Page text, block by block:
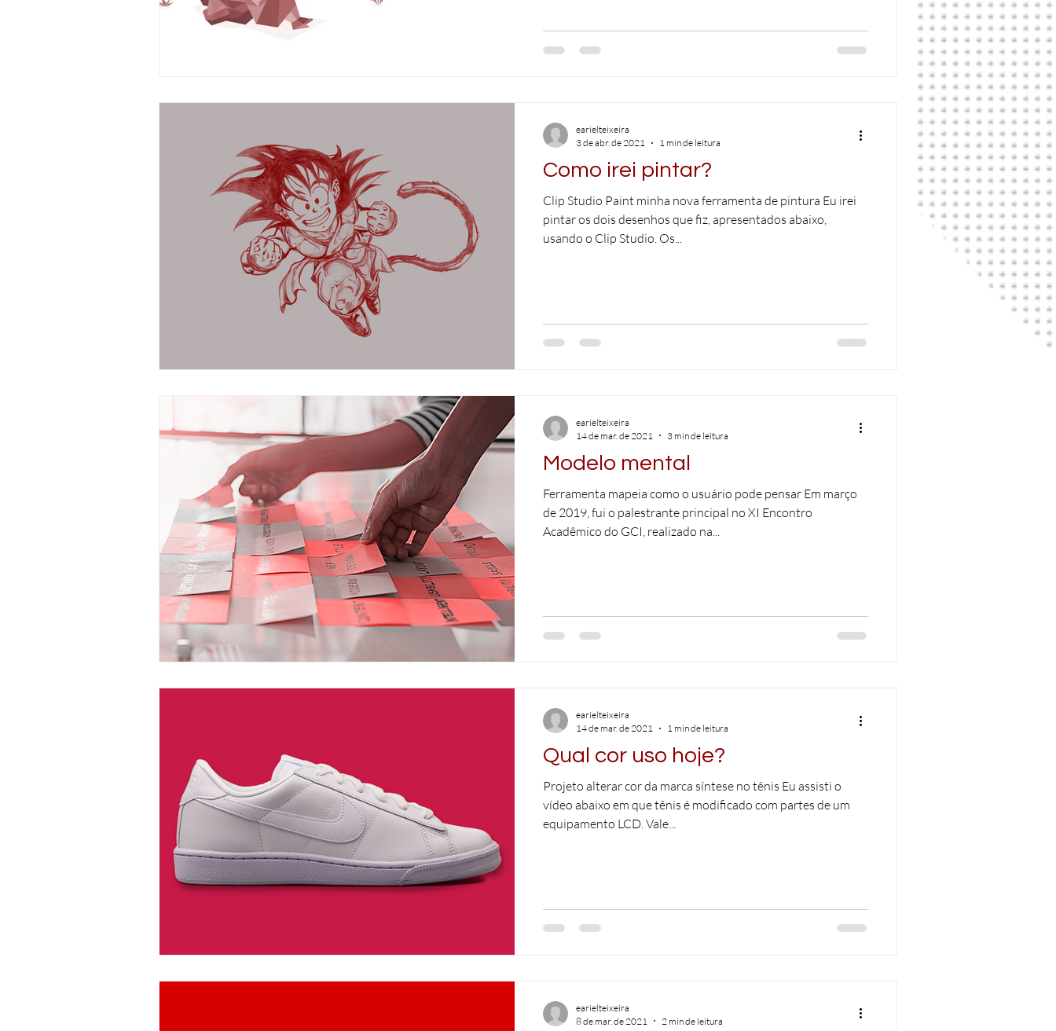
Como irei pintar?
Clip Studio Paint minha nova ferramenta de pintura Eu irei
pintar os dois desenhos que fiz, apresentados abaixo,
usando o Clip Studio. Os...
earielteixeira
3 de abr. de 2021
1 min de leitura
Modelo mental
Ferramenta mapeia como o usuário pode pensar Em março
de 2019, fui o palestrante principal no XI Encontro
Acadêmico do GCI, realizado na...
earielteixeira
14 de mar. de 2021
3 min de leitura
Qual cor uso hoje?
Projeto alterar cor da marca síntese no tênis Eu assisti o
vídeo abaixo em que tênis é modificado com partes de um
equipamento LCD. Vale...
earielteixeira
14 de mar. de 2021
1 min de leitura
earielteixeira
8 de mar. de 2021
2 min de leitura